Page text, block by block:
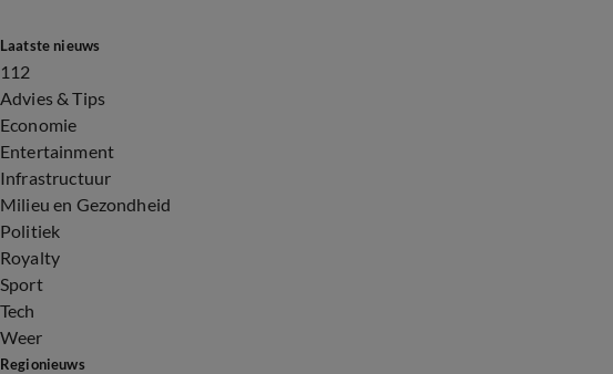
Laatste nieuws
112
Advies & Tips
Economie
Entertainment
Infrastructuur
Milieu en Gezondheid
Politiek
Royalty
Sport
Tech
Weer
Regionieuws